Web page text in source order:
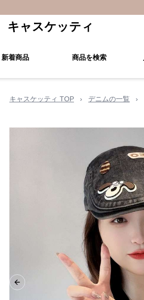
キャスケッティ
新着商品 商品を検索
キャスケッティ TOP › デニムの一覧 ›
Previous slide